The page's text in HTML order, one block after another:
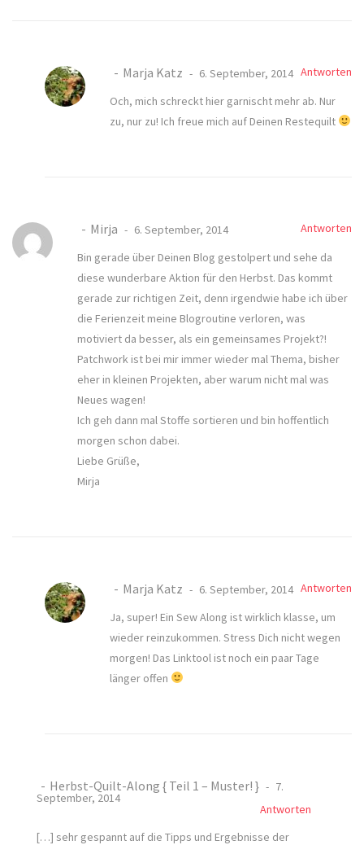
Marja Katz 6. September, 2014 Antworten
Och, mich schreckt hier garnischt mehr ab. Nur
zu, nur zu! Ich freue mich auf Deinen Restequilt
Mirja 6. September, 2014
Antworten
Bin gerade über Deinen Blog gestolpert und sehe da
diese wunderbare Aktion für den Herbst. Das kommt
gerade zur richtigen Zeit, denn irgendwie habe ich über
die Ferienzeit meine Blogroutine verloren, was
motiviert da besser, als ein gemeinsames Projekt?!
Patchwork ist bei mir immer wieder mal Thema, bisher
eher in kleinen Projekten, aber warum nicht mal was
Neues wagen!
Ich geh dann mal Stoffe sortieren und bin hoffentlich
morgen schon dabei.
Liebe Grüße,
Mirja
Marja Katz 6. September, 2014 Antworten
Ja, super! Ein Sew Along ist wirklich klasse, um
wieder reinzukommen. Stress Dich nicht wegen
morgen! Das Linktool ist noch ein paar Tage
länger offen
Herbst-Quilt-Along { Teil 1 – Muster! } 7.
September, 2014
Antworten
[…] sehr gespannt auf die Tipps und Ergebnisse der